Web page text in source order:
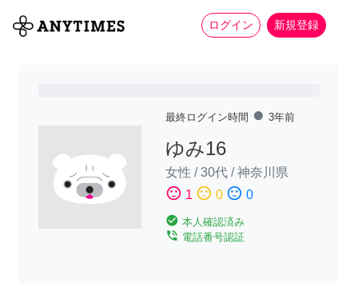
ログイン 新規登録
全て 家事 more_horiz
最終ログイン時間 fiber_manual_record 3年前
ゆみ16
女性 /30代 /神奈川県
sentiment_satisfied 1 sentiment_neutral 0 sentiment_dissatisfied 0
check_circle 本人確認済み
phone_in_talk 電話番号認証